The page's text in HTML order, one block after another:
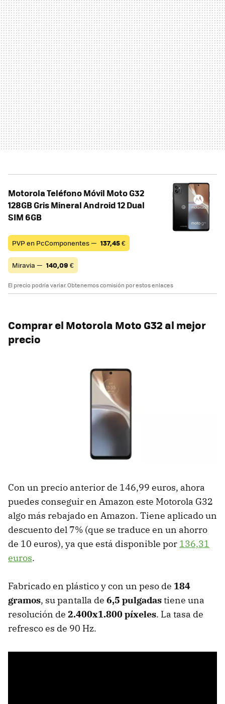
Motorola Teléfono Móvil Moto G32
128GB Gris Mineral Android 12 Dual
SIM 6GB
PVP en PcComponentes — 137,45€
Miravia — 140,09 €
El precio podría variar. Obtenemos comisión por estos enlaces
Comprar el Motorola Moto G32 al mejor
precio
Con un precio anterior de 146,99 euros, ahora
puedes conseguir en Amazon este Motorola G32
algo más rebajado en Amazon. Tiene aplicado un
descuento del 7% (que se traduce en un ahorro
de 10 euros), ya que está disponible por 136,31
euros.
Fabricado en plástico y con un peso de 184
gramos, su pantalla de 6,5 pulgadastiene una
resolución de 2.400x1.800 píxeles. La tasa de
refresco es de 90 Hz.